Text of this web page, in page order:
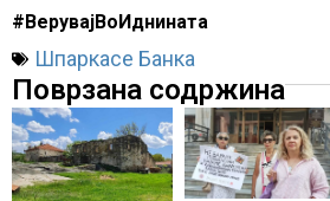
#ВерувајВоИднината
Шпаркасе Банка
Поврзана содржина